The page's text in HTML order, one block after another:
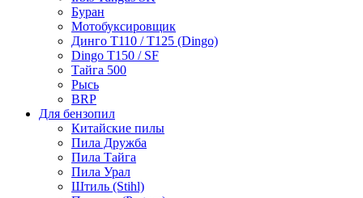
Буран
Мотобуксировщик
Динго T110 / T125 (Dingo)
Dingo T150 / SF
Тайга 500
Рысь
BRP
Для бензопил
Китайские пилы
Пила Дружба
Пила Тайга
Пила Урал
Штиль (Stihl)